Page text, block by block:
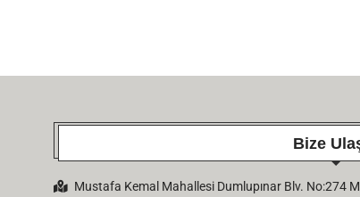
Bize
Mustafa Kemal Mahallesi Dumlupınar Blv. No:274